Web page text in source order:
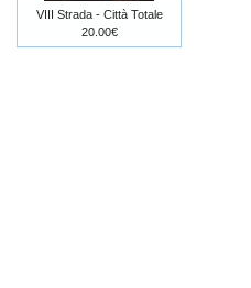
VIII Strada - Città Totale
20.00€